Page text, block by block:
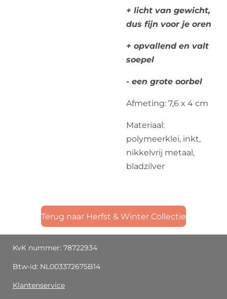
+ licht van gewicht,
dus fijn voor je oren
+ opvallend en valt
soepel
- een grote oorbel
Afmeting: 7,6 x 4 cm
Materiaal:
polymeerklei, inkt,
nikkelvrij metaal,
bladzilver
Terug naar Herfst & Winter Collectie
KvK nummer: 78722934
Btw-id: NL003372675B14
Klantenservice